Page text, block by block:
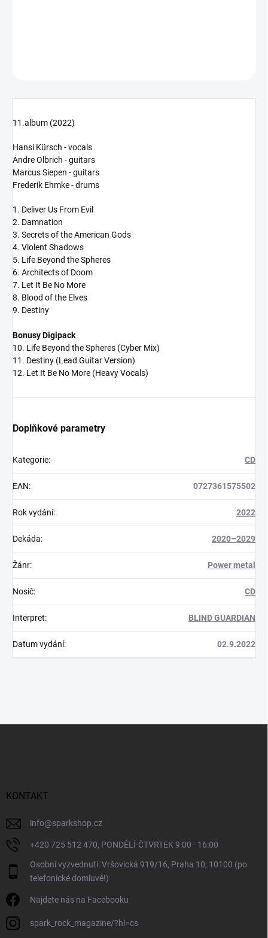
11.album (2022)
Hansi Kürsch - vocals
Andre Olbrich - guitars
Marcus Siepen - guitars
Frederik Ehmke - drums
1. Deliver Us From Evil
2. Damnation
3. Secrets of the American Gods
4. Violent Shadows
5. Life Beyond the Spheres
6. Architects of Doom
7. Let It Be No More
8. Blood of the Elves
9. Destiny
Bonusy Digipack
10. Life Beyond the Spheres (Cyber Mix)
11. Destiny (Lead Guitar Version)
12. Let It Be No More (Heavy Vocals)
Doplňkové parametry
Kategorie: CD
EAN: 0727361575502
Rok vydání: 2022
Dekáda: 2020–2029
Žánr: Power metal
Nosič: CD
Interpret: BLIND GUARDIAN
Datum vydání: 02.9.2022
KONTAKT
info@sparkshop.cz
+420 725 512 470, PONDĚLÍ-ČTVRTEK 9:00 - 16:00
Osobní vyzvednutí: Vršovická 919/16, Praha 10, 10100 (po
telefonické domluvě!)
Najdete nás na Facebooku
spark_rock_magazine/?hl=cs